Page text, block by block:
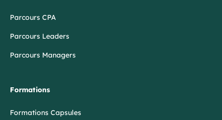
Parcours CPA
Parcours Leaders
Parcours Managers
Formations
Formations Capsules